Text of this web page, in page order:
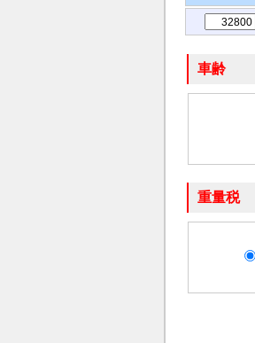
車齢
重量税